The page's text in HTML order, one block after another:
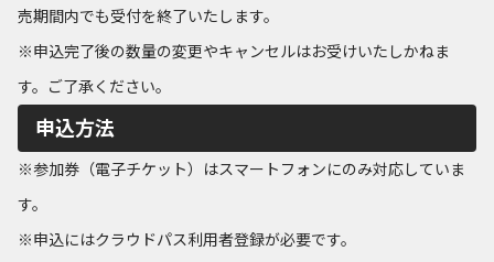
売期間内でも受付を終了いたします。
※申込完了後の数量の変更やキャンセルはお受けいたしかねま
す。ご了承ください。
申込方法
※参加券（電子チケット）はスマートフォンにのみ対応していま
す。
※申込にはクラウドパス利用者登録が必要です。